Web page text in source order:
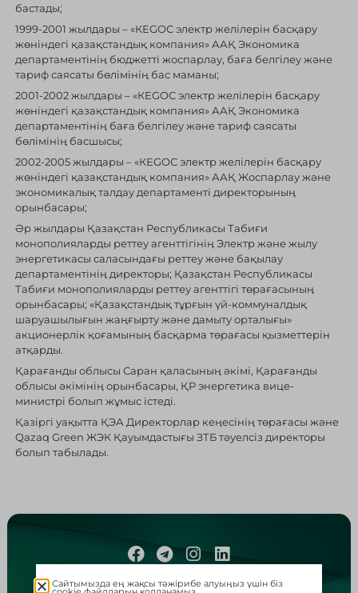
бастады;
1999-2001 жылдары – «КЕGOС электр желілерін басқару
жөніндегі қазақстандық компания» ААҚ Экономика
департаментінің бюджетті жоспарлау, баға белгілеу және
тариф саясаты бөлімінің бас маманы;
2001-2002 жылдары – «КЕGOС электр желілерін басқару
жөніндегі қазақстандық компания» ААҚ Экономика
департаментінің баға белгілеу және тариф саясаты
бөлімінің басшысы;
2002-2005 жылдары – «КЕGOС электр желілерін басқару
жөніндегі қазақстандық компания» ААҚ Жоспарлау және
экономикалық талдау департаменті директорының
орынбасары;
Әр жылдары Қазақстан Республикасы Табиғи
монополияларды реттеу агенттігінің Электр және жылу
энергетикасы саласындағы реттеу және бақылау
департаментінің директоры; Қазақстан Республикасы
Табиғи монополияларды реттеу агенттігі төрағасының
орынбасары; «Қазақстандық тұрғын үй-коммуналдық
шаруашылығын жаңғырту және дамыту орталығы»
акционерлік қоғамының басқарма төрағасы қызметтерін
атқарды.
Қарағанды облысы Саран қаласының әкімі, Қарағанды
облысы әкімінің орынбасары, ҚР энергетика вице-
министрі болып жұмыс істеді.
Қазіргі уақытта ҚЭА Директорлар кеңесінің төрағасы және
Qazaq Green ЖЭК Қауымдастығы ЗТБ тәуелсіз директоры
болып табылады.
© 2026 Qazaq Green
Сайтымызда ең жақсы тәжірибе алуыңыз үшін біз